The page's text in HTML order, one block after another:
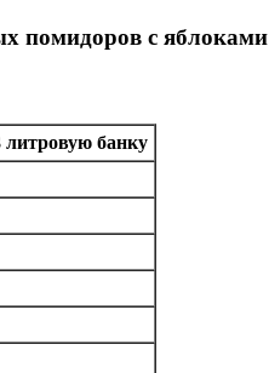
помидоров с яблоками
литровую банку